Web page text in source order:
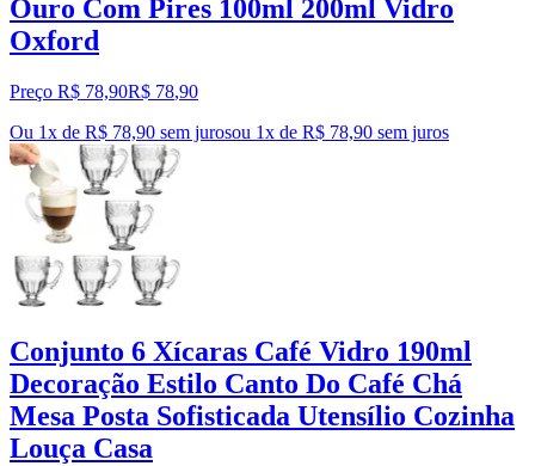
Ouro Com Pires 100ml 200ml Vidro
Oxford
Preço R$ 78,90R$ 78,90
Ou 1x de R$ 78,90 sem jurosou 1x de R$ 78,90 sem juros
Conjunto 6 Xícaras Café Vidro 190ml
Decoração Estilo Canto Do Café Chá
Mesa Posta Sofisticada Utensílio Cozinha
Louça Casa